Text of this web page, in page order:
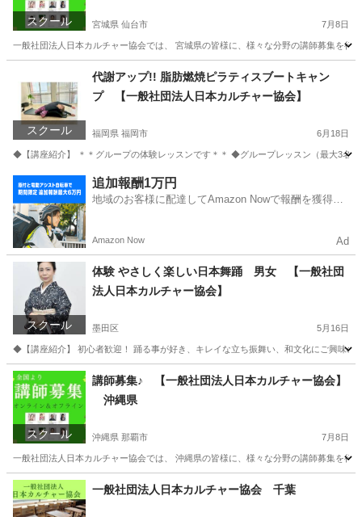
スクール 宮城県 仙台市 7月8日
一般社団法人日本カルチャー協会では、 宮城県の皆様に、様々な分野の講師募集を
その他
スクール
代謝アップ!! 脂肪燃焼ピラティスブートキャン
プ 【一般社団法人日本カルチャー協会】
福岡県 福岡市 6月18日
◆【講座紹介】 ＊＊グループの体験レッスンです＊＊ ◆グループレッスン（最大3名
ヨガ カルチャー
追加報酬1万円
地域のお客様に配達してAmazon Nowで報酬を獲得し
Amazon Now Ad
スクール
体験 やさしく楽しい日本舞踊 男女 【一般社団
法人日本カルチャー協会】
墨田区 5月16日
◆【講座紹介】 初心者歓迎！ 踊る事が好き、キレイな立ち振舞い、和文化にご興味
東京 墨田区 日本舞踊 カルチャー
スクール
講師募集♪ 【一般社団法人日本カルチャー協会】
沖縄県
沖縄県 那覇市 7月8日
一般社団法人日本カルチャー協会では、 沖縄県の皆様に、様々な分野の講師募集を
沖縄 那覇市 生活知識
一般社団法人日本カルチャー協会 千葉